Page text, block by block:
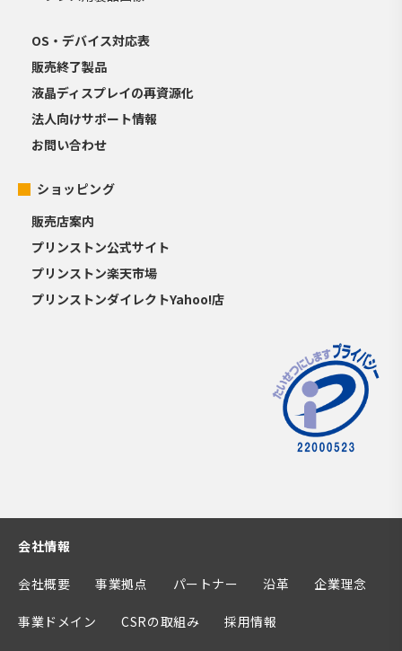
OS・デバイス対応表
販売終了製品
液晶ディスプレイの再資源化
法人向けサポート情報
お問い合わせ
ショッピング
販売店案内
プリンストン公式サイト
プリンストン楽天市場
プリンストンダイレクトYahoo!店
会社情報
会社概要 事業拠点 パートナー 沿革 企業理念
事業ドメイン CSRの取組み 採用情報